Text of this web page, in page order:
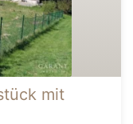
mit